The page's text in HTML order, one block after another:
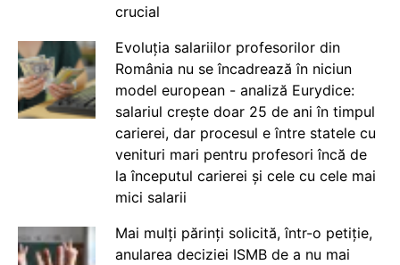
crucial
Evoluția salariilor profesorilor din
România nu se încadrează în niciun
model european - analiză Eurydice:
salariul crește doar 25 de ani în timpul
carierei, dar procesul e între statele cu
venituri mari pentru profesori încă de
la începutul carierei și cele cu cele mai
mici salarii
Mai mulți părinți solicită, într-o petiție,
anularea deciziei ISMB de a nu mai